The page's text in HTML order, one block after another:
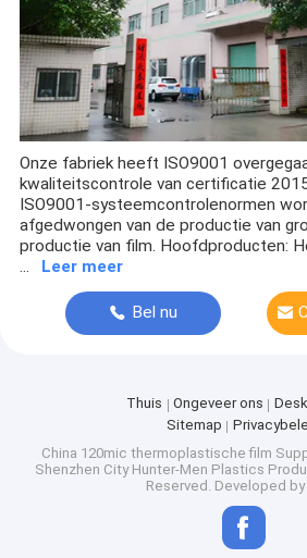
Onze fabriek heeft ISO9001
kwaliteitscontrole van certificatie
ISO9001-systeemcontrolenormen
afgedwongen van de productie van
productie van film. Hoofdproducten:
...
Leer meer
Bel nu
Thuis Ongeveer ons
Sitemap
China 120mic thermoplastische film
Shenzhen City Hunter-Men Plastics
Reserved. Developed by